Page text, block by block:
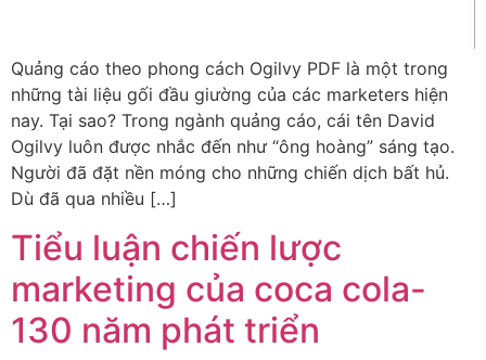
Quảng cáo theo phong cách Ogilvy PDF là một trong
những tài liệu gối đầu giường của các marketers hiện
nay. Tại sao? Trong ngành quảng cáo, cái tên David
Ogilvy luôn được nhắc đến như “ông hoàng” sáng tạo.
Người đã đặt nền móng cho những chiến dịch bất hủ.
Dù đã qua nhiều […]
Tiểu luận chiến lược
marketing của coca cola-
130 năm phát triển